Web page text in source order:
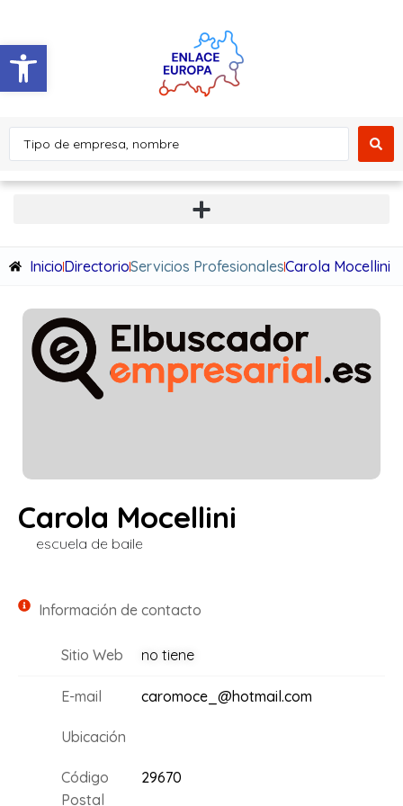
Abrir barra de herramientas
InicioDirectorioServicios ProfesionalesCarola Mocellini
Carola Mocellini
escuela de baile
Información de contacto
Sitio Web no tiene
E-mail caromoce_@hotmail.com
Ubicación
Código
Postal
29670